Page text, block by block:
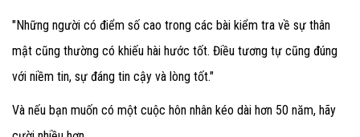
"Những người có điểm số cao trong các bài kiểm tra về sự thân
mật cũng thường có khiếu hài hước tốt. Điều tương tự cũng đúng
với niềm tin, sự đáng tin cậy và lòng tốt."
Và nếu bạn muốn có một cuộc hôn nhân kéo dài hơn 50 năm, hãy